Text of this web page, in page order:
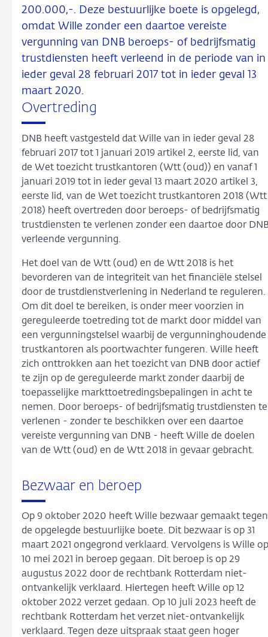
200.000,-. Deze bestuurlijke boete is opgelegd,
omdat Wille zonder een daartoe vereiste
vergunning van DNB beroeps- of bedrijfsmatig
trustdiensten heeft verleend in de periode van in
ieder geval 28 februari 2017 tot in ieder geval 13
maart 2020.
Overtreding
DNB heeft vastgesteld dat Wille van in ieder geval 28
februari 2017 tot 1 januari 2019 artikel 2, eerste lid, van
de Wet toezicht trustkantoren (Wtt (oud)) en vanaf 1
januari 2019 tot in ieder geval 13 maart 2020 artikel 3,
eerste lid, van de Wet toezicht trustkantoren 2018 (Wtt
2018) heeft overtreden door beroeps- of bedrijfsmatig
trustdiensten te verlenen zonder een daartoe door
verleende vergunning.
Het doel van de Wtt (oud) en de Wtt 2018 is het
bevorderen van de integriteit van het financiële stelsel
door de trustdienstverlening in Nederland te reguleren.
Om dit doel te bereiken, is onder meer voorzien in
gereguleerde toetreding tot de markt door middel van
een vergunningstelsel waarbij de vergunninghoudende
trustkantoren als poortwachter fungeren. Wille heeft
zich onttrokken aan het toezicht van DNB door actief
te zijn op de gereguleerde markt zonder daarbij de
toepasselijke markttoetredingsbepalingen in acht te
nemen. Door beroeps- of bedrijfsmatig trustdiensten te
verlenen - zonder te beschikken over een daartoe
vereiste vergunning van DNB - heeft Wille de doelen
van de Wtt (oud) en de Wtt 2018 in gevaar gebracht.
Bezwaar en beroep
Op 9 oktober 2020 heeft Wille bezwaar gemaakt tegen
de opgelegde bestuurlijke boete. Dit bezwaar is op 31
maart 2021 ongegrond verklaard. Vervolgens is Wille op
10 mei 2021 in beroep gegaan. Dit beroep is op 29
augustus 2022 door de rechtbank Rotterdam niet-
ontvankelijk verklaard. Hiertegen heeft Wille op 12
oktober 2022 verzet gedaan. Op 10 juli 2023 heeft de
rechtbank Rotterdam het verzet niet-ontvankelijk
verklaard. Tegen deze uitspraak staat geen hoger